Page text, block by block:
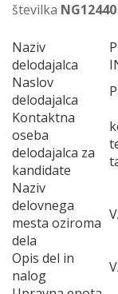
številka NG12440
Naziv
delodajalca
Naslov
delodajalca
Kontaktna
oseba
delodajalca za
kandidate
Naziv
delovnega
mesta oziroma
dela
Opis del in
nalog